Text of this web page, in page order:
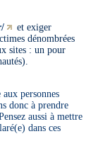
et exiger
dénombrées
sites : un pour
personnes
donc à prendre
aussi à mettre
dans ces